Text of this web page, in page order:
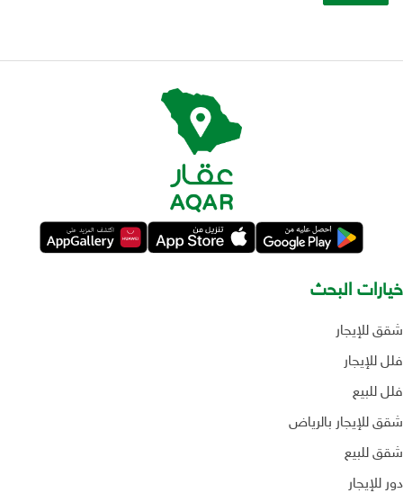
خيارات البحث
شقق للإيجار
فلل للإيجار
فلل للبيع
شقق للإيجار بالرياض
شقق للبيع
دور للإيجار